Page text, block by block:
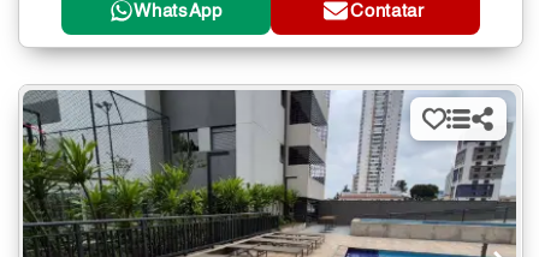
WhatsApp Contatar